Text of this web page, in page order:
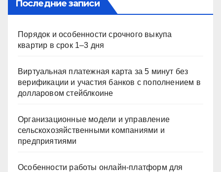
Последние записи
Порядок и особенности срочного выкупа
квартир в срок 1–3 дня
Виртуальная платежная карта за 5 минут без
верификации и участия банков с пополнением в
долларовом стейблкоине
Организационные модели и управление
сельскохозяйственными компаниями и
предприятиями
Особенности работы онлайн-платформ для